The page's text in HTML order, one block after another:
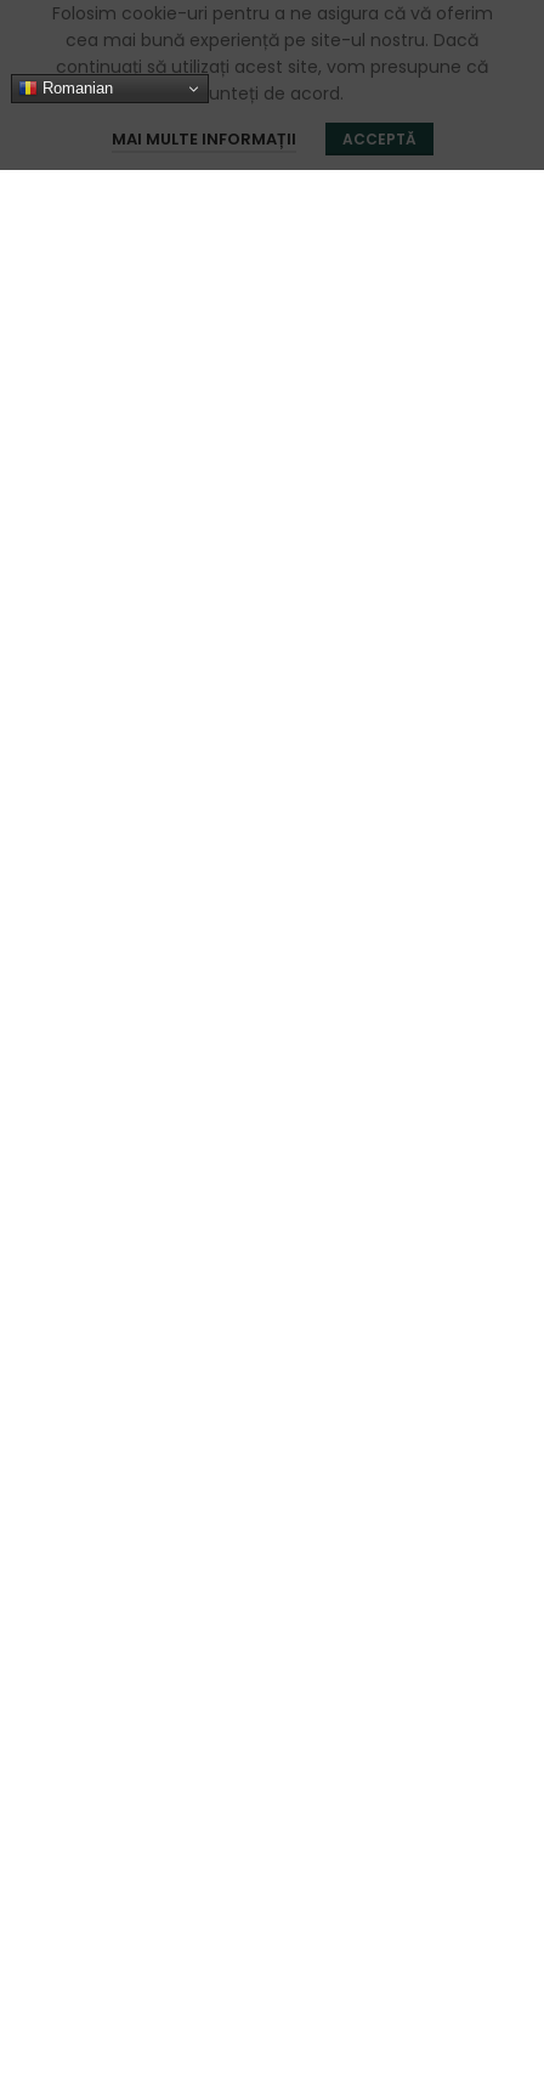
Folosim cookie-uri pentru a ne asigura că vă oferim
cea mai bună experiență pe site-ul nostru. Dacă
continuați să utilizați acest site, vom presupune că
sunteți de acord.
MAI MULTE INFORMAȚII ACCEPTĂ
Romanian
Favorite Coș